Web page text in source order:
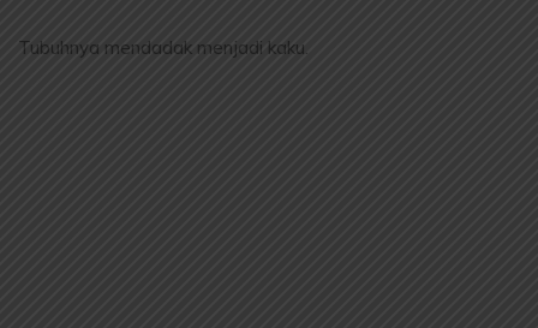
Tubuhnya mendadak menjadi kaku.